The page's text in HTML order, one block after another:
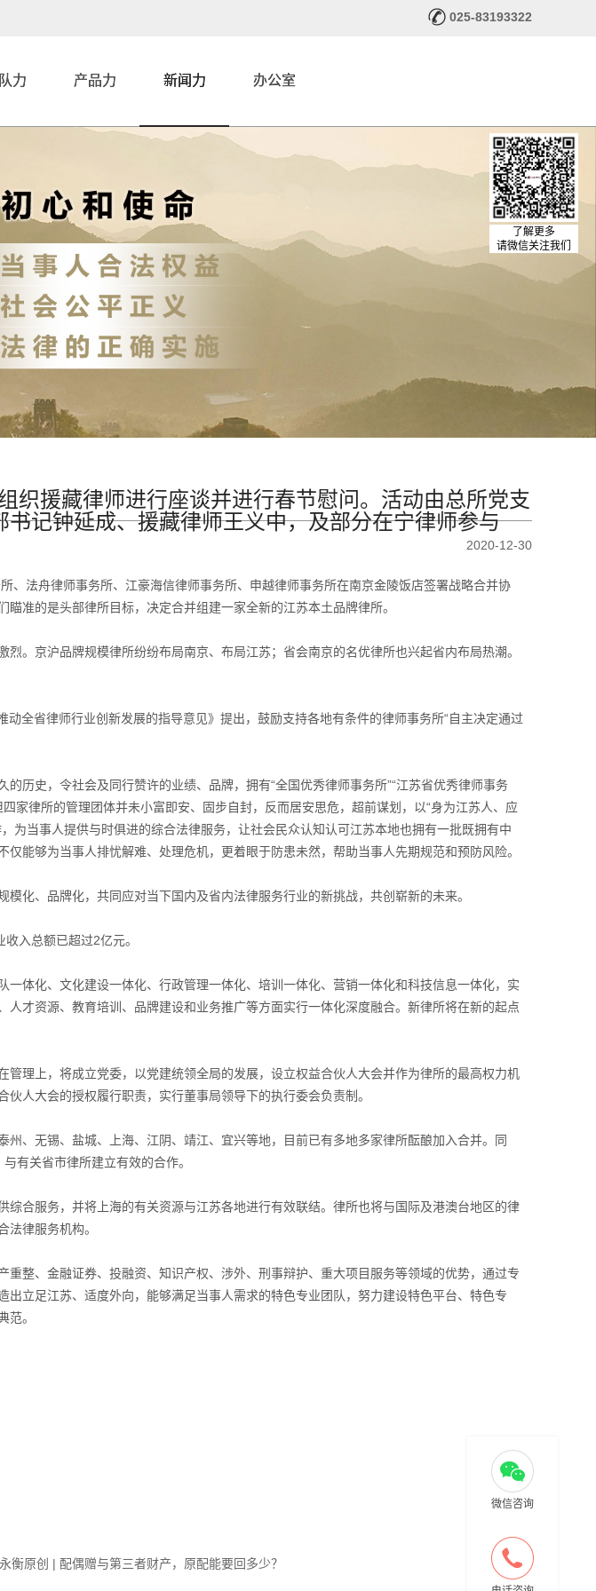
025-83193322
力 产品力 新闻力 办公室
织援藏律师进行座谈并进行春节慰问。活动由总所党支
记钟延成、援藏律师王义中，及部分在宁律师参与
2020-12-30
法舟律师事务所、江豪海信律师事务所、申越律师事务所在南京金陵饭店签署战略合并协
准的是头部律所目标，决定合并组建一家全新的江苏本土品牌律所。
。京沪品牌规模律所纷纷布局南京、布局江苏；省会南京的名优律所也兴起省内布局热潮。
全省律师行业创新发展的指导意见》提出，鼓励支持各地有条件的律师事务所“自主决定通过
历史，令社会及同行赞许的业绩、品牌，拥有“全国优秀律师事务所”“江苏省优秀律师事务
家律所的管理团体并未小富即安、固步自封，反而居安思危，超前谋划，以“身为江苏人、应
为当事人提供与时俱进的综合法律服务，让社会民众认知认可江苏本地也拥有一批既拥有中
能够为当事人排忧解难、处理危机，更着眼于防患未然，帮助当事人先期规范和预防风险。
化、品牌化，共同应对当下国内及省内法律服务行业的新挑战，共创崭新的未来。
入总额已超过2亿元。
体化、文化建设一体化、行政管理一体化、培训一体化、营销一体化和科技信息一体化，实
才资源、教育培训、品牌建设和业务推广等方面实行一体化深度融合。新律所将在新的起点
理上，将成立党委，以党建统领全局的发展，设立权益合伙人大会并作为律所的最高权力机
人大会的授权履行职责，实行董事局领导下的执行委会负责制。
、无锡、盐城、上海、江阴、靖江、宜兴等地，目前已有多地多家律所酝酿加入合并。同
有关省市律所建立有效的合作。
合服务，并将上海的有关资源与江苏各地进行有效联结。律所也将与国际及港澳台地区的律
律服务机构。
整、金融证券、投融资、知识产权、涉外、刑事辩护、重大项目服务等领域的优势，通过专
立足江苏、适度外向，能够满足当事人需求的特色专业团队，努力建设特色平台、特色专
范。
永衡原创 | 配偶赠与第三者财产，原配能要回多少？
微信咨询
了解更多
请微信关注我们